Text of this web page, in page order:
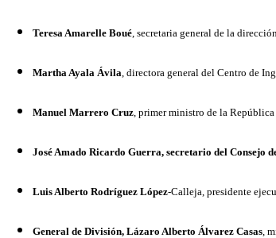
Teresa Amarelle Boué , secretaria general de la
Martha Ayala Ávila , directora general del Centro de
Manuel Marrero Cruz , primer ministro de la
José Amado Ricardo Guerra, secretario del Consejo
Luis Alberto Rodríguez López-Calleja, presidente
General de División, Lázaro Alberto Álvarez Casas ,